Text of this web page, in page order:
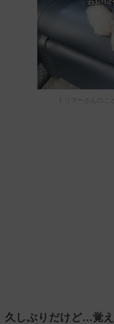
トリマーさんのこ
久しぶりだけど…覚え